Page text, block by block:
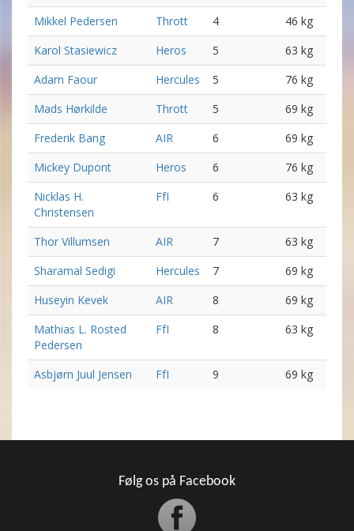
Mikkel Pedersen Thrott 4
46 kg
Karol Stasiewicz
Heros 5
63 kg
Adam Faour
Hercules 5
76 kg
Mads Hørkilde
Thrott 5
69 kg
Frederik Bang
AIR 6
69 kg
Mickey Dupont
Heros 6
76 kg
Nicklas H.
Christensen
FfI 6 63 kg
Thor Villumsen AIR 7
63 kg
Sharamal Sedigi
Hercules 7
69 kg
Huseyin Kevek
AIR 8
69 kg
Mathias L. Rosted
Pedersen
FfI 8 63 kg
Asbjørn Juul Jensen FfI 9 69 kg
Følg os på Facebook